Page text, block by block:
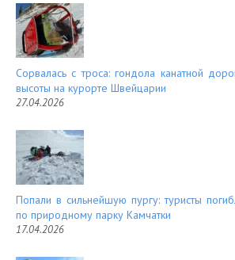
Сорвалась с троса: гондола канатной
высоты на курорте Швейцарии
27.04.2026
Попали в сильнейшую пургу: туристы
по природному парку Камчатки
17.04.2026